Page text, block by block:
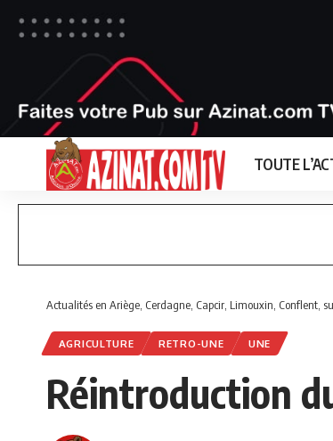
TOUTE
Actualités en Ariège, Cerdagne, Capcir, Limouxin, Conflent,
AGRICULTURE RETRO-UNE UNE
Réintroduction